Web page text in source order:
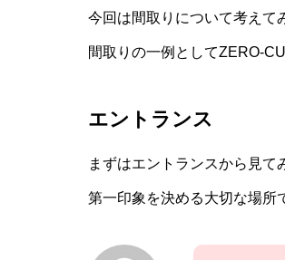
今回は間取りについて考えて
間取りの一例としてZERO-
エントランス
まずはエントランスから見
第一印象を決める大切な場所